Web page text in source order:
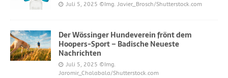
Juli 5, 2025 ©Img. Javier_Brosch/Shutterstock.com
Der Wössinger Hundeverein frönt dem
Hoopers-Sport – Badische Neueste
Nachrichten
Juli 5, 2025 ©Img.
Jaromir_Chalabala/Shutterstock.com